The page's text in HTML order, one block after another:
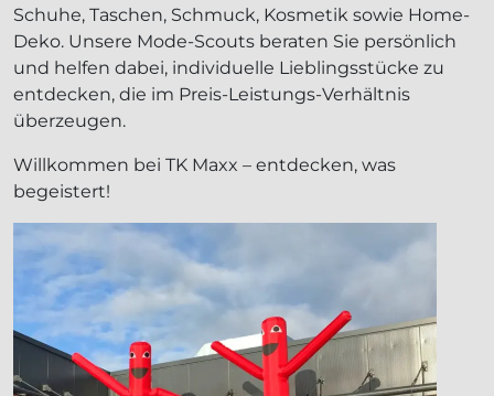
Schuhe, Taschen, Schmuck, Kosmetik sowie Home-
Deko. Unsere Mode-Scouts beraten Sie persönlich
und helfen dabei, individuelle Lieblingsstücke zu
entdecken, die im Preis-Leistungs-Verhältnis
überzeugen.
Willkommen bei TK Maxx – entdecken, was
begeistert!